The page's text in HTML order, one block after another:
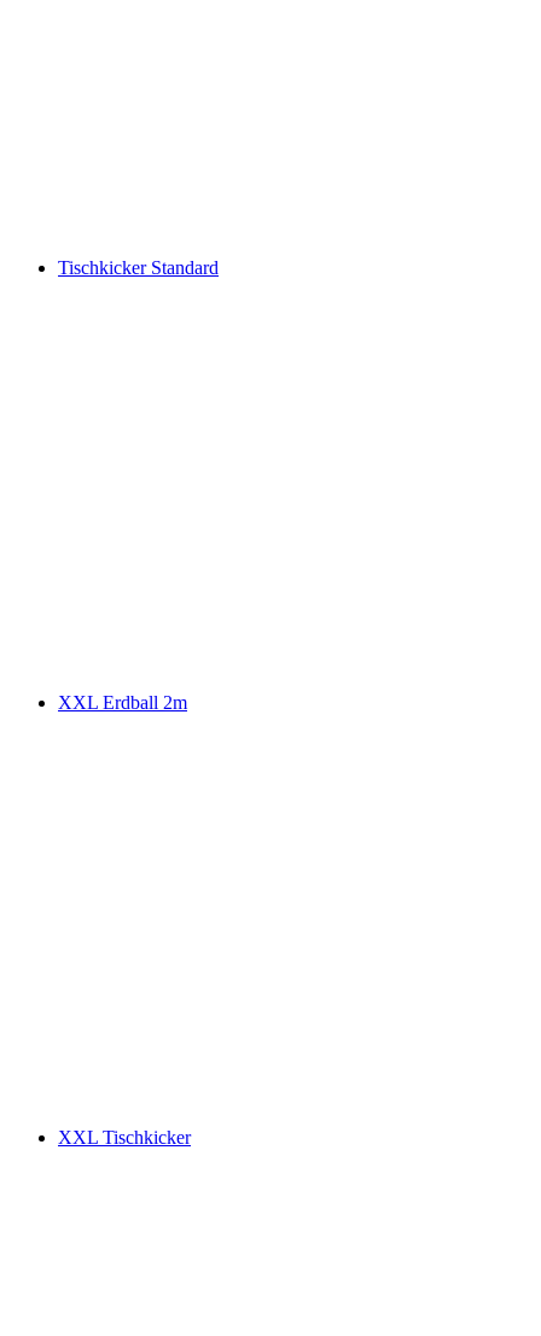
Tischkicker Standard
XXL Erdball 2m
XXL Tischkicker